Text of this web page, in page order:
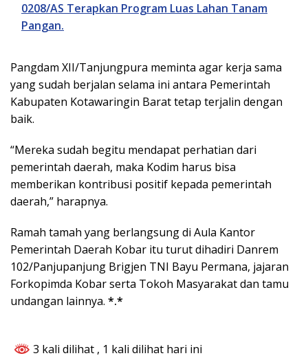
0208/AS Terapkan Program Luas Lahan Tanam
Pangan.
Pangdam XII/Tanjungpura meminta agar kerja sama
yang sudah berjalan selama ini antara Pemerintah
Kabupaten Kotawaringin Barat tetap terjalin dengan
baik.
“Mereka sudah begitu mendapat perhatian dari
pemerintah daerah, maka Kodim harus bisa
memberikan kontribusi positif kepada pemerintah
daerah,” harapnya.
Ramah tamah yang berlangsung di Aula Kantor
Pemerintah Daerah Kobar itu turut dihadiri Danrem
102/Panjupanjung Brigjen TNI Bayu Permana, jajaran
Forkopimda Kobar serta Tokoh Masyarakat dan tamu
undangan lainnya. *.*
3 kali dilihat , 1 kali dilihat hari ini